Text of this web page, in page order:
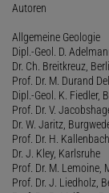
Autoren
Allgemeine Geologie
Dipl.-Geol. D.
Dr. Ch. Breitkreuz,
Prof. Dr. M. Durand
Dipl.-Geol. K. Fiedler,
Prof. Dr. V.
Dr. W. Jaritz,
Prof. Dr. H.
Dr. J. Kley, Karlsruhe
Prof. Dr. M. Lemoine,
Prof. Dr. J. Liedholz,